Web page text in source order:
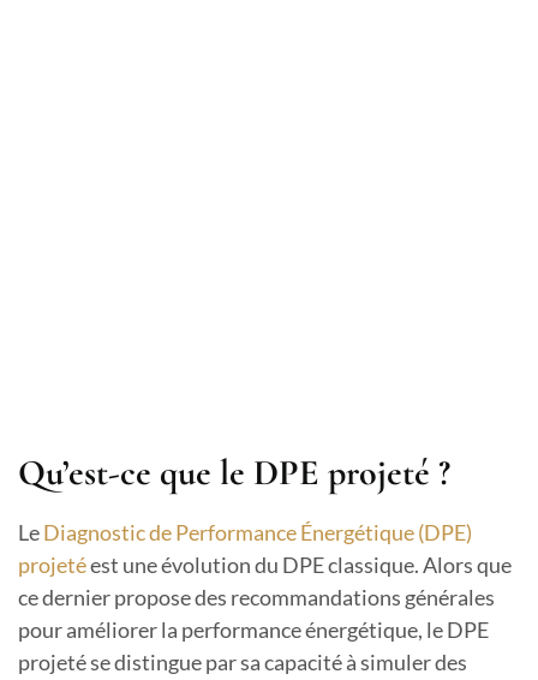
Qu’est-ce que le DPE projeté ?
LeDiagnostic de Performance Énergétique (DPE)
projetéest une évolution du DPE classique. Alors que
ce dernier propose des recommandations générales
pour améliorer la performance énergétique, le DPE
projeté se distingue par sa capacité à simuler des